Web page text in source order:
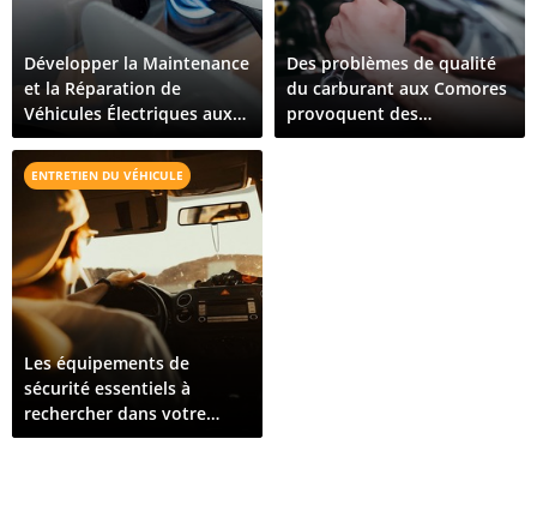
Développer la Maintenance
et la Réparation de
Véhicules Électriques aux
Comores : Ce Qu'il Faut
Pour Croître
Des problèmes de qualité
du carburant aux Comores
provoquent des
dysfonctionnements de
ENTRETIEN DU VÉHICULE
Les équipements de
sécurité essentiels à
rechercher dans votre
prochain véhicule